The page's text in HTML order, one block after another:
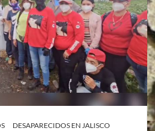
DESAPARECIDOS EN JALISCO